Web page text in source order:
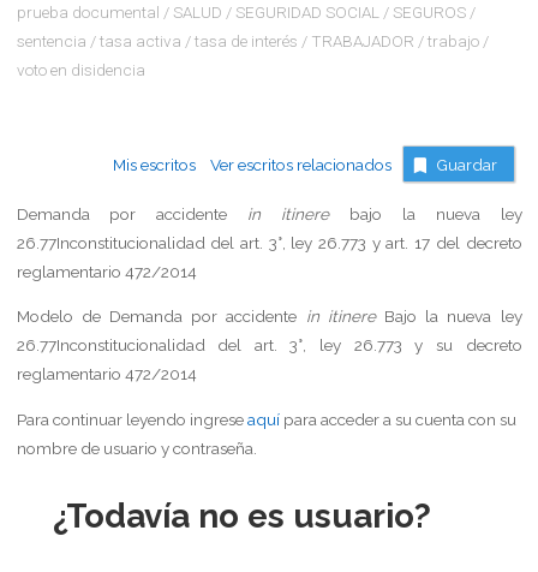
prueba documental / SALUD / SEGURIDAD SOCIAL / SEGUROS /
sentencia / tasa activa / tasa de interés / TRABAJADOR / trabajo /
voto en disidencia
Mis escritos Ver escritos relacionados Guardar
Demanda por accidente in itinerebajo la nueva ley
26.77Inconstitucionalidad del art. 3°, ley 26.773 y art. 17 del decreto
reglamentario 472/2014
Modelo de Demanda por accidente in itinereBajo la nueva ley
26.77Inconstitucionalidad del art. 3°, ley 26.773 y su decreto
reglamentario 472/2014
Para continuar leyendo ingreseaquípara acceder a su cuenta con su
nombre de usuario y contraseña.
¿Todavía no es usuario?